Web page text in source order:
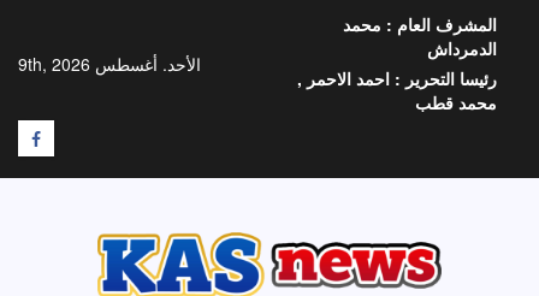
المحتوى
الأحد. أغسطس 9th, 2026
المشرف العام : محمد
الدمرداش
رئيسا التحرير : احمد الاحمر ,
محمد قطب
F